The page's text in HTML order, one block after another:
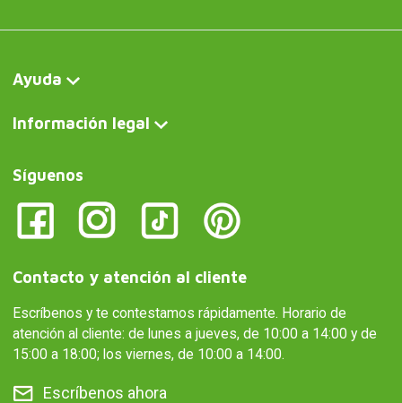
Ayuda
Información legal
Síguenos
Contacto y atención al cliente
Escríbenos y te contestamos rápidamente. Horario de
atención al cliente: de lunes a jueves, de 10:00 a 14:00 y de
15:00 a 18:00; los viernes, de 10:00 a 14:00.
Escríbenos ahora